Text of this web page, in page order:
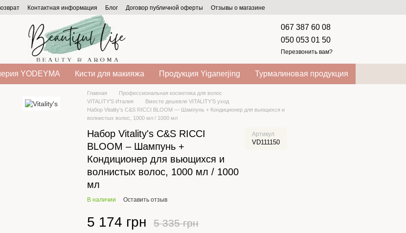
Контактная информация Блог Договор публичной оферты Отзывы о магазине
067 387 60 08
050 053 01 50
Перезвонить вам?
YODEYMA Кисти для макияжа Продукция Yiganerjing Турмалиновая продукция
Главная
Профессиональная косметика для волос
VITALITY'S Италия
Вместе дешевле VITALITY'S уход
Набор Vitality's C&S RICCI BLOOM — Шампунь + Кондиционер для вьющихся и
волнистых волос, 1000 мл / 1000 мл
Набор Vitality's C&S RICCI
BLOOM – Шампунь +
Кондиционер для вьющихся и
волнистых волос, 1000 мл / 1000
мл
Артикул
VD111150
В наличии Оставить отзыв
5 174 грн 5 335 грн